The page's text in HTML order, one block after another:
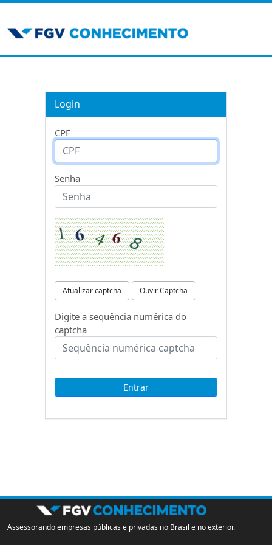
Login
CPF
Senha
Atualizar captcha Ouvir Captcha
Digite a sequência numérica do
captcha
Assessorando empresas públicas e privadas no Brasil e no exterior.